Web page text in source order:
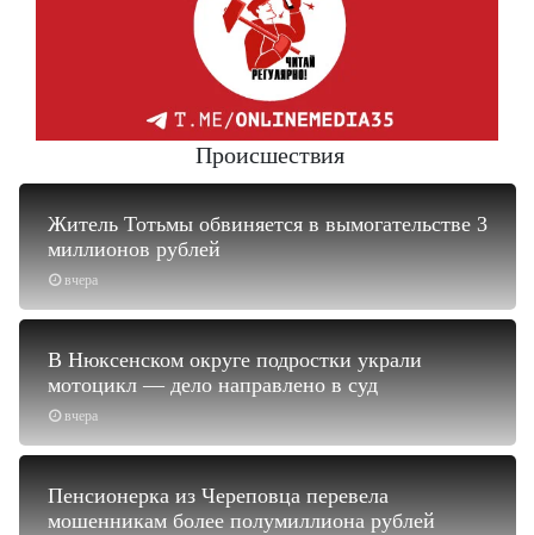
Происшествия
вчера
Житель Тотьмы обвиняется в вымогательстве 3
миллионов рублей
вчера
В Нюксенском округе подростки украли
мотоцикл — дело направлено в суд
Пенсионерка из Череповца перевела
мошенникам более полумиллиона рублей